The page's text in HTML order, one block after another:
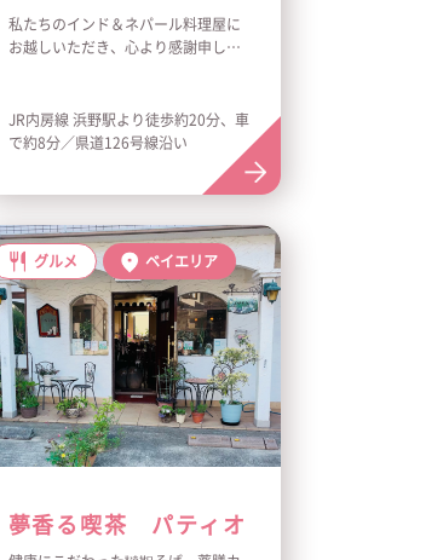
私たちのインド＆ネパール料理屋に
お越しいただき、心より感謝申し上
材を使った本格的な料理を提供して
おります。お客さまの笑顔が私たち
JR内房線 浜野駅より徒歩約20分、車
で約8分／県道126号線沿い
グルメ ベイエリア
夢香る喫茶 パティオ